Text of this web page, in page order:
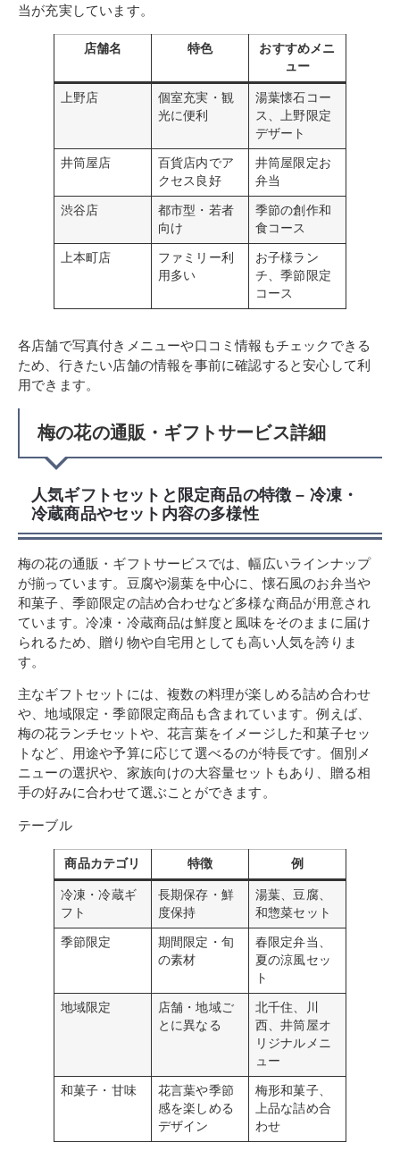
当が充実しています。
店舗名 特色
おすすめメニ
ュー
上野店
個室充実・観
光に便利
湯葉懐石コー
ス、上野限定
デザート
井筒屋店
百貨店内でア
クセス良好
井筒屋限定お
弁当
渋谷店
都市型・若者
向け
季節の創作和
食コース
上本町店
ファミリー利
用多い
お子様ラン
チ、季節限定
コース
各店舗で写真付きメニューや口コミ情報もチェックできる
ため、行きたい店舗の情報を事前に確認すると安心して利
用できます。
梅の花の通販・ギフトサービス詳細
人気ギフトセットと限定商品の特徴 – 冷凍・
冷蔵商品やセット内容の多様性
梅の花の通販・ギフトサービスでは、幅広いラインナップ
が揃っています。豆腐や湯葉を中心に、懐石風のお弁当や
和菓子、季節限定の詰め合わせなど多様な商品が用意され
ています。冷凍・冷蔵商品は鮮度と風味をそのままに届け
られるため、贈り物や自宅用としても高い人気を誇りま
す。
主なギフトセットには、複数の料理が楽しめる詰め合わせ
や、地域限定・季節限定商品も含まれています。例えば、
梅の花ランチセットや、花言葉をイメージした和菓子セッ
トなど、用途や予算に応じて選べるのが特長です。個別メ
ニューの選択や、家族向けの大容量セットもあり、贈る相
手の好みに合わせて選ぶことができます。
テーブル
商品カテゴリ 特徴 例
冷凍・冷蔵ギ
フト
長期保存・鮮
度保持
湯葉、豆腐、
和惣菜セット
季節限定
期間限定・旬
の素材
春限定弁当、
夏の涼風セッ
ト
地域限定
店舗・地域ご
とに異なる
北千住、川
西、井筒屋オ
リジナルメニ
ュー
和菓子・甘味
花言葉や季節
感を楽しめる
デザイン
梅形和菓子、
上品な詰め合
わせ